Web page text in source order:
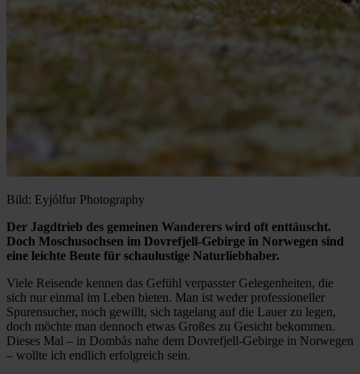
Bild: Eyjólfur Photography
Der Jagdtrieb des gemeinen Wanderers wird oft enttäuscht.
Doch Moschusochsen im Dovrefjell-Gebirge in Norwegen sind
eine leichte Beute für schaulustige Naturliebhaber.
Viele Reisende kennen das Gefühl verpasster Gelegenheiten, die
sich nur einmal im Leben bieten. Man ist weder professioneller
Spurensucher, noch gewillt, sich tagelang auf die Lauer zu legen,
doch möchte man dennoch etwas Großes zu Gesicht bekommen.
Dieses Mal – in Dombås nahe dem Dovrefjell-Gebirge in Norwegen
– wollte ich endlich erfolgreich sein.